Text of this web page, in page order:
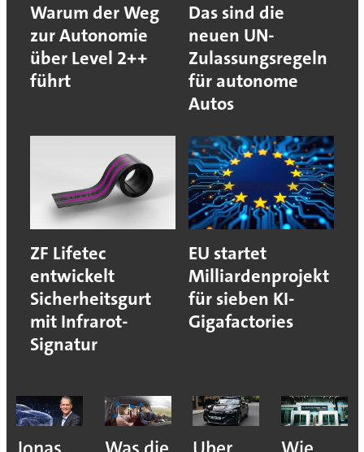
Warum der Weg
zur Autonomie
über Level 2++
führt
Das sind die
neuen UN-
Zulassungsregeln
für autonome
Autos
ZF Lifetec
entwickelt
Sicherheitsgurt
mit Infrarot-
Signatur
EU startet
Milliardenprojekt
für sieben KI-
Gigafactories